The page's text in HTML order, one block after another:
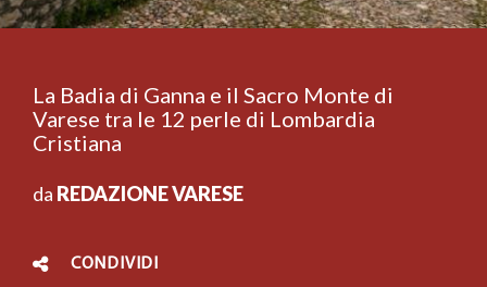
La Badia di Ganna e il Sacro Monte di
Varese tra le 12 perle di Lombardia
Cristiana
da REDAZIONE VARESE
CONDIVIDI